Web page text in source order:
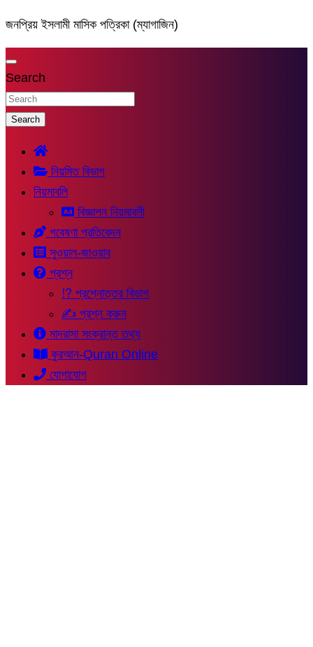
জনপ্রিয় ইসলামী মাসিক পত্রিকা (ম্যাগাজিন)
Search
Search
নিয়মিত বিভাগ
নিয়মাবলি
বিজ্ঞাপন নিয়মাবলী
গবেষণা প্রতিবেদন
সুওয়াল-জাওয়াব
প্রশ্ন
⁉ প্রশ্নোত্তর বিভাগ
✍ প্রশ্ন করুন
মাদরাসা সংক্রান্ত তথ্য
কুরআন-Quran Online
যোগাযোগ